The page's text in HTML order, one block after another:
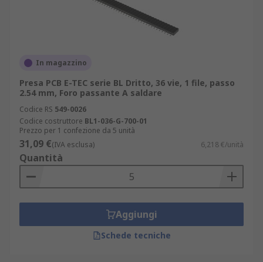
In magazzino
Presa PCB E-TEC serie BL Dritto, 36 vie, 1 file, passo
2.54 mm, Foro passante A saldare
Codice RS 549-0026
Codice costruttore BL1-036-G-700-01
Prezzo per 1 confezione da 5 unità
31,09 €(IVA esclusa) 6,218 €/unità
Quantità
Aggiungi
Schede tecniche